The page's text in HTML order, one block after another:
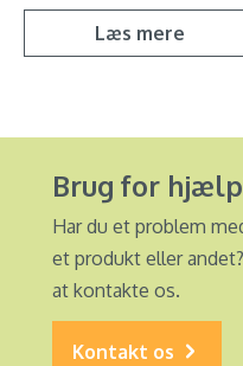
Læs mere
Brug for
Har du et problem
et produkt eller
at kontakte os.
Kontakt os